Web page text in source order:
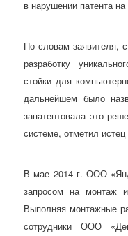
в нарушении патента
По словам заявителя,
разработку
стойки для
дальнейшем было
запатентовала это
системе, отметил
В мае 2014 г. ООО
запросом на монтаж
Выполняя монтажные
сотрудники ООО